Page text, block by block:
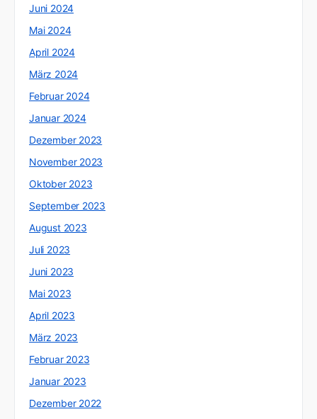
Juni 2024
Mai 2024
April 2024
März 2024
Februar 2024
Januar 2024
Dezember 2023
November 2023
Oktober 2023
September 2023
August 2023
Juli 2023
Juni 2023
Mai 2023
April 2023
März 2023
Februar 2023
Januar 2023
Dezember 2022